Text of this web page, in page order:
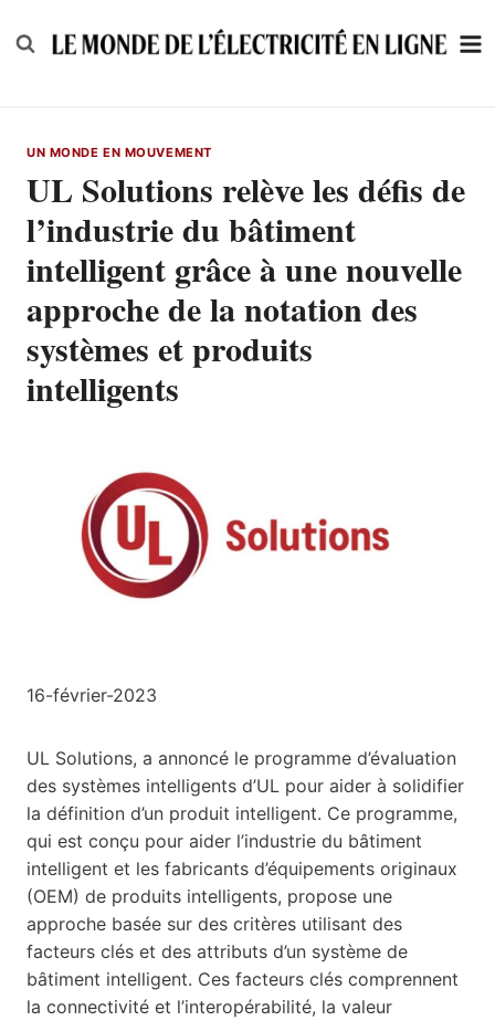
to
UN MONDE EN MOUVEMENT
UL Solutions relève les défis de
l’industrie du bâtiment
intelligent grâce à une nouvelle
approche de la notation des
systèmes et produits
intelligents
16-février-2023
UL Solutions, a annoncé le programme d’évaluation
des systèmes intelligents d’UL pour aider à solidifier
la définition d’un produit intelligent. Ce programme,
qui est conçu pour aider l’industrie du bâtiment
intelligent et les fabricants d’équipements originaux
(OEM) de produits intelligents, propose une
approche basée sur des critères utilisant des
facteurs clés et des attributs d’un système de
bâtiment intelligent. Ces facteurs clés comprennent
la connectivité et l’interopérabilité, la valeur